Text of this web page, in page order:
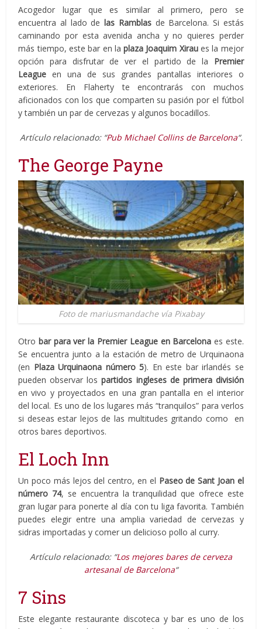
Acogedor lugar que es similar al primero, pero se
encuentra al lado delas Ramblasde Barcelona. Si estás
caminando por esta avenida ancha y no quieres perder
más tiempo, este bar en laplaza Joaquim Xiraues la mejor
opción para disfrutar de ver el partido de la Premier
Leagueen una de sus grandes pantallas interiores o
exteriores. En Flaherty te encontrarás con muchos
aficionados con los que comparten su pasión por el fútbol
y también un par de cervezas y algunos bocadillos.
Artículo relacionado: “Pub Michael Collins de Barcelona“.
The George Payne
Foto de mariusmandache vía Pixabay
Otro bar para ver la Premier League en Barcelona es este.
Se encuentra junto a la estación de metro de Urquinaona
(en Plaza Urquinaona número 5). En este bar irlandés se
pueden observar los partidos ingleses de primera división
en vivo y proyectados en una gran pantalla en el interior
del local. Es uno de los lugares más “tranquilos” para verlos
si deseas estar lejos de las multitudes gritando como en
otros bares deportivos.
El Loch Inn
Un poco más lejos del centro, en el Paseo de Sant Joan el
número 74, se encuentra la tranquilidad que ofrece este
gran lugar para ponerte al día con tu liga favorita. También
puedes elegir entre una amplia variedad de cervezas y
sidras importadas y comer un delicioso pollo al curry.
Artículo relacionado: “Los mejores bares de cerveza
artesanal de Barcelona“
7 Sins
Este elegante restaurante discoteca y bar es uno de los